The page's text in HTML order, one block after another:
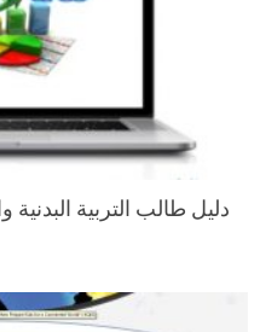
دليل طالب التربية